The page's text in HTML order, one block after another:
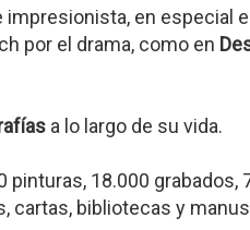
en especial
por el drama, como en
a lo largo de su vida.
18.000 grabados,
cartas, bibliotecas y